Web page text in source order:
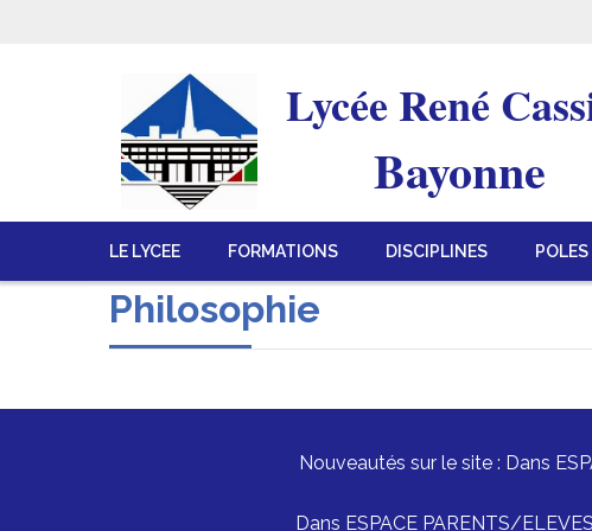
Lycée René
Bayonne
LE LYCEE FORMATIONS DISCIPLINES
Philosophie
Nouveautés sur le site : Dans
Dans ESPACE PARENTS/